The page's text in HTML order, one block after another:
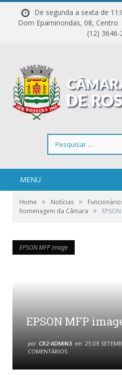
De segunda a sexta de
Dom Epaminondas, 08,
(12) 3646-
por:
MENU
Home » Notícias »
homenagem da Câmara
»
EPSON MFP image
EPSON MFP
por CR2-ADMIN3 em 25 DE
COMENTÁRIOS
EPSON MFP image